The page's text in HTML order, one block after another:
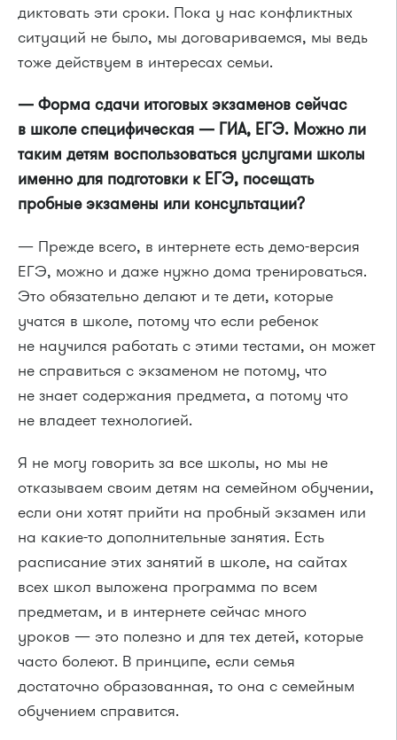
диктовать эти сроки. Пока у нас конфликтных
ситуаций не было, мы договариваемся, мы ведь
тоже действуем в интересах семьи.
— Форма сдачи итоговых экзаменов сейчас
в школе специфическая — ГИА, ЕГЭ. Можно ли
таким детям воспользоваться услугами школы
именно для подготовки к ЕГЭ, посещать
пробные экзамены или консультации?
— Прежде всего, в интернете есть демо-версия
ЕГЭ, можно и даже нужно дома тренироваться.
Это обязательно делают и те дети, которые
учатся в школе, потому что если ребенок
не научился работать с этими тестами, он может
не справиться с экзаменом не потому, что
не знает содержания предмета, а потому что
не владеет технологией.
Я не могу говорить за все школы, но мы не
отказываем своим детям на семейном обучении,
если они хотят прийти на пробный экзамен или
на какие-то дополнительные занятия. Есть
расписание этих занятий в школе, на сайтах
всех школ выложена программа по всем
предметам, и в интернете сейчас много
уроков — это полезно и для тех детей, которые
часто болеют. В принципе, если семья
достаточно образованная, то она с семейным
обучением справится.